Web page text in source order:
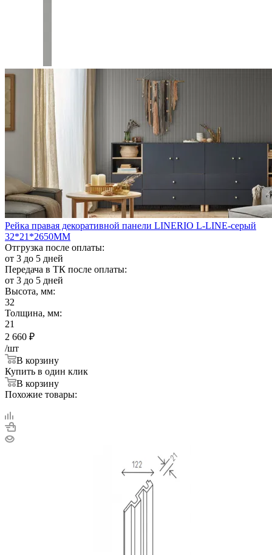
Рейка правая декоративной панели LINERIO L-LINE-серый
32*21*2650ММ
Отгрузка после оплаты:
от 3 до 5 дней
Передача в ТК после оплаты:
от 3 до 5 дней
Высота, мм:
32
Толщина, мм:
21
2 660 ₽
/шт
В корзину
Купить в один клик
В корзину
Похожие товары: